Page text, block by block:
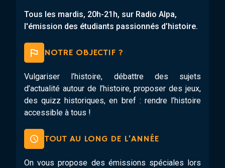
Tous les mardis, 20h-21h, sur Radio Alpa,
l'émission des étudiants passionnés d’histoire.
NOTRE OBJECTIF ?
Vulgariser l’histoire, débattre des sujets
d’actualité autour de l’histoire, proposer des jeux,
des quizz historiques, en bref : rendre l’histoire
accessible à tous !
TOUT AU LONG DE L’ANNÉE
On vous propose des émissions spéciales lors